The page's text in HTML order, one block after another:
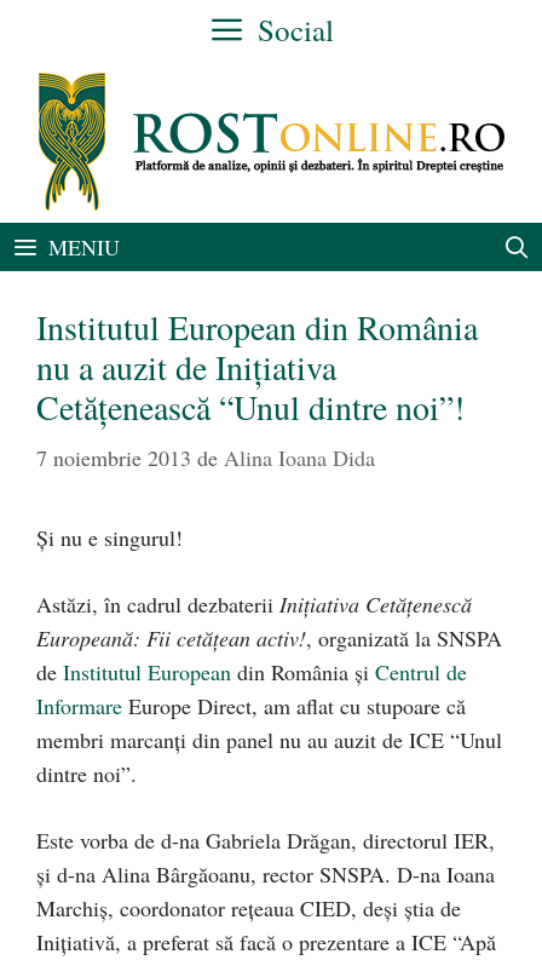
conținut
Social
MENIU
Institutul European din România
nu a auzit de Iniţiativa
Cetăţenească “Unul dintre noi”!
7 noiembrie 2013 de Alina Ioana Dida
Şi nu e singurul!
Astăzi, în cadrul dezbaterii Iniţiativa Cetăţenescă
Europeană: Fii cetăţean activ!, organizată la SNSPA
de Institutul European din România şi Centrul de
Informare Europe Direct, am aflat cu stupoare că
membri marcanţi din panel nu au auzit de ICE “Unul
dintre noi”.
Este vorba de d-na Gabriela Drăgan, directorul IER,
şi d-na Alina Bârgăoanu, rector SNSPA. D-na Ioana
Marchiş, coordonator reţeaua CIED, deşi ştia de
Iniţiativă, a preferat să facă o prezentare a ICE “Apă